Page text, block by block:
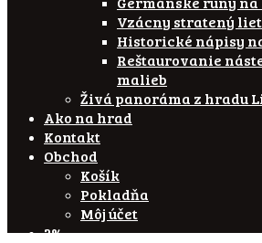
Vzácny stratený
Historické nápisy
Reštaurovanie
malieb
Živá panoráma z hradu
Ako na hrad
Kontakt
Obchod
Košík
Pokladňa
Môj účet
2%